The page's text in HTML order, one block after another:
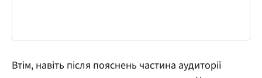
Втім, навіть після пояснень частина аудиторії